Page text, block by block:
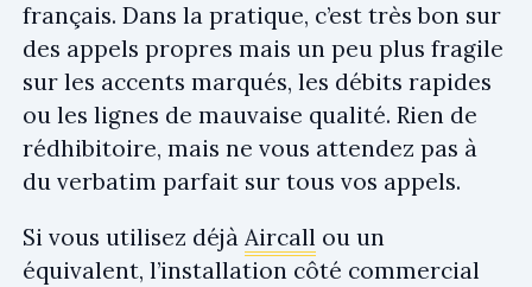
français. Dans la pratique, c’est très bon sur
des appels propres mais un peu plus fragile
sur les accents marqués, les débits rapides
ou les lignes de mauvaise qualité. Rien de
rédhibitoire, mais ne vous attendez pas à
du verbatim parfait sur tous vos appels.
Si vous utilisez déjà Aircall ou un
équivalent, l’installation côté commercial